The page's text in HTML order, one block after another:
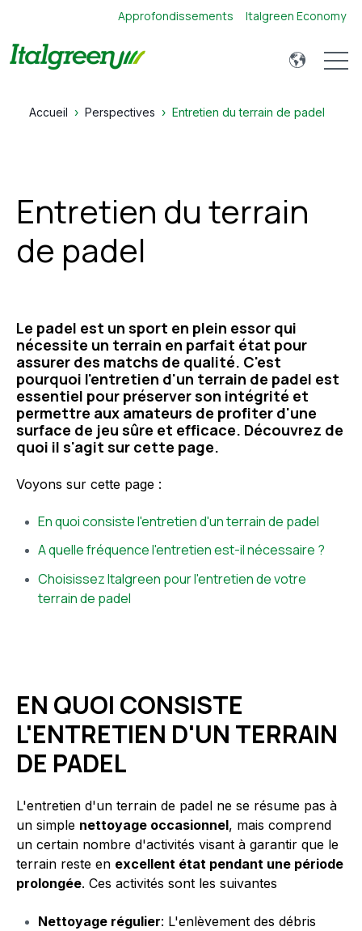
Approfondissements Italgreen Economy
Open
Accueil Perspectives Entretien du terrain de padel
Entretien du terrain
de padel
Le padel est un sport en plein essor qui
nécessite un terrain en parfait état pour
assurer des matchs de qualité. C'est
pourquoi l'entretien d'un terrain de padel est
essentiel pour préserver son intégrité et
permettre aux amateurs de profiter d'une
surface de jeu sûre et efficace. Découvrez de
quoi il s'agit sur cette page.
Voyons sur cette page :
En quoi consiste l'entretien d'un terrain de padel
A quelle fréquence l'entretien est-il nécessaire ?
Choisissez Italgreen pour l'entretien de votre
terrain de padel
EN QUOI CONSISTE
L'ENTRETIEN D'UN TERRAIN
DE PADEL
L'entretien d'un terrain de padel ne se résume pas à
un simple nettoyage occasionnel, mais comprend
un certain nombre d'activités visant à garantir que le
terrain reste en excellent état pendant une période
prolongée. Ces activités sont les suivantes
Nettoyage régulier: L'enlèvement des débris